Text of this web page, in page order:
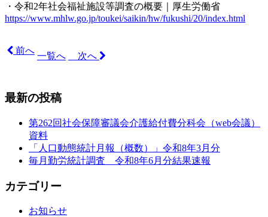
・令和2年社会福祉施設等調査の概要｜厚生労働省
https://www.mhlw.go.jp/toukei/saikin/hw/fukushi/20/index.html
前へ
一覧へ 次へ
最新の投稿
第262回社会保障審議会介護給付費分科会（web会議）
資料
「人口動態統計月報（概数）」令和8年3月分
毎月勤労統計調査 令和8年6月分結果速報
カテゴリー
お知らせ